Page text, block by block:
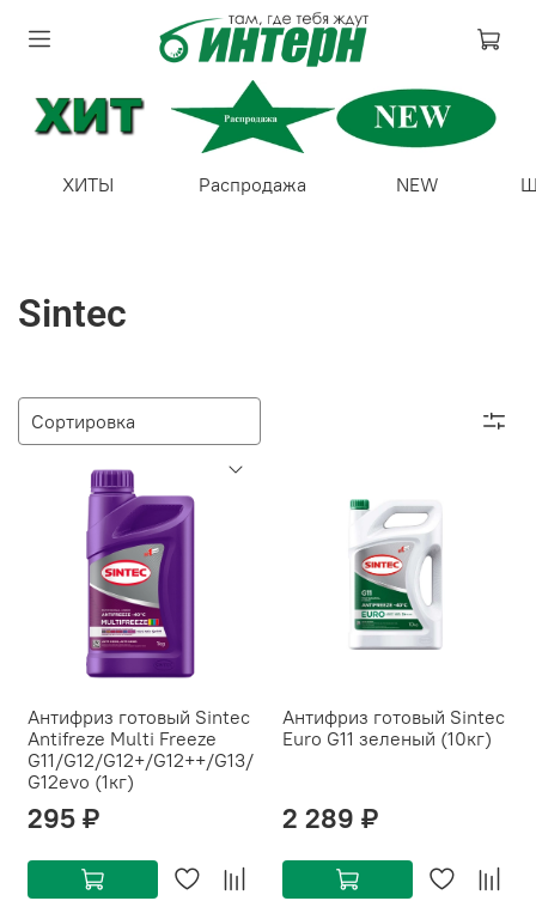
ХИТЫ Распродажа NEW
Sintec
Антифриз готовый Sintec
Antifreze Multi Freeze
G11/G12/G12+/G12++/G13/
G12evo (1кг)
295 ₽
Антифриз готовый Sintec
Euro G11 зеленый (10кг)
2 289 ₽